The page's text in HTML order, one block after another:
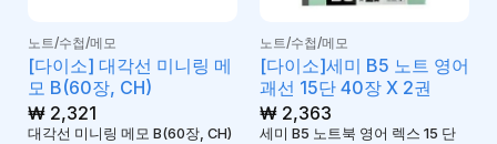
노트/수첩/메모
[다이소] 대각선 미니링 메
모 B(60장, CH)
₩2,321
대각선 미니링 메모 B(60장, CH)
노트/수첩/메모
[다이소]세미 B5 노트 영어
괘선 15단 40장 X 2권
₩2,363
세미 B5 노트북 영어 렉스 15 단